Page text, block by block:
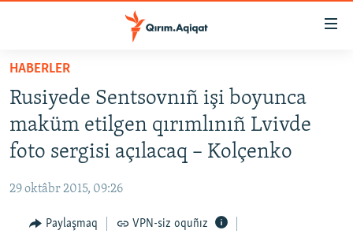
Esas
qaytmaq
Baş
navigatsiyağa
qaytmaq
Qıdıruvğa
SİYASET
İQTİSADİYAT
MEDENİYET
İNSAN AQLARI
HABERLER
Rusiyede Sentsovnıñ işi boyunca
maküm etilgen qırımlınıñ Lvivde
foto sergisi açılacaq – Kolçenko
29 oktâbr 2015, 09:26
Paylaşmaq VPN-siz oquñız